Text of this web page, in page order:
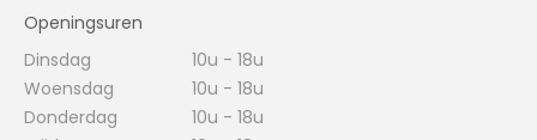
Openingsuren
Dinsdag
10u - 18u
Woensdag
10u - 18u
Donderdag
10u - 18u